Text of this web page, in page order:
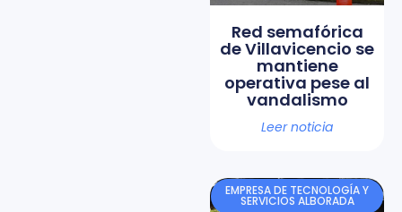
Red semafórica
de Villavicencio se
mantiene
operativa pese al
vandalismo
Leer noticia
EMPRESA DE TECNOLOGÍA Y
SERVICIOS ALBORADA